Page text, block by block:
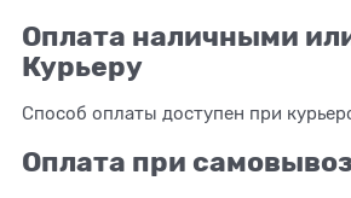
Оплата наличными
Курьеру
Способ оплаты доступен при
Оплата при